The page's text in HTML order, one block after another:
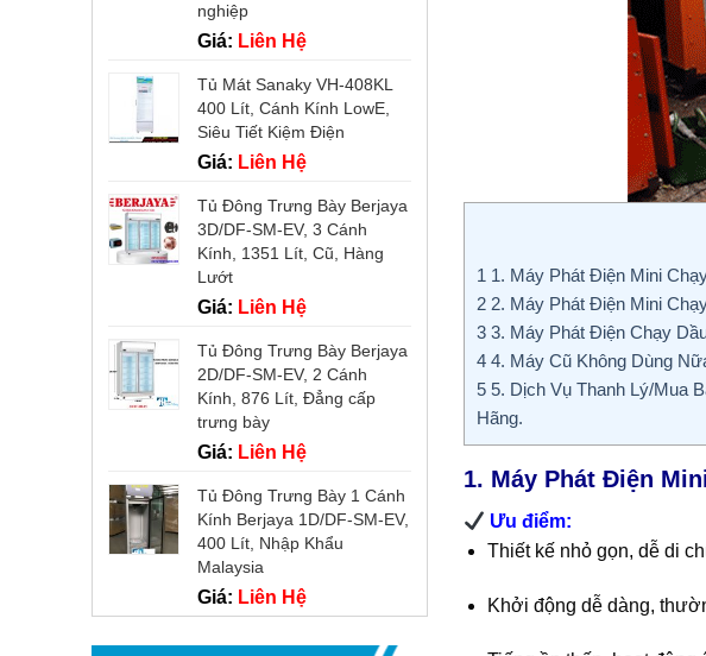
nghiệp
Giá: Liên Hệ
Tủ Mát Sanaky VH-408KL
400 Lít, Cánh Kính LowE,
Siêu Tiết Kiệm Điện
Giá: Liên Hệ
Tủ Đông Trưng Bày Berjaya
3D/DF-SM-EV, 3 Cánh
Kính, 1351 Lít, Cũ, Hàng
Lướt
Giá: Liên Hệ
Tủ Đông Trưng Bày Berjaya
2D/DF-SM-EV, 2 Cánh
Kính, 876 Lít, Đẳng cấp
trưng bày
Giá: Liên Hệ
Tủ Đông Trưng Bày 1 Cánh
Kính Berjaya 1D/DF-SM-EV,
400 Lít, Nhập Khẩu
Malaysia
Giá: Liên Hệ
1 1. Máy Phát Điện Mini
22. Máy Phát Điện Mini
33. Máy Phát Điện Chạy
44. Máy Cũ Không Dùng
55. Dịch Vụ Thanh Lý/Mua
Hãng.
1. Máy Phát Điện
Ưu điểm:
Thiết kế nhỏ gọn, dễ di
Khởi động dễ dàng,